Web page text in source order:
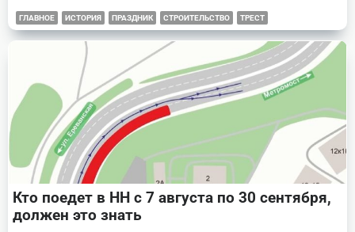
ГЛАВНОЕ ИСТОРИЯ ПРАЗДНИК СТРОИТЕЛЬСТВО ТРЕСТ
Кто поедет в НН с 7 августа по 30 сентября,
должен это знать